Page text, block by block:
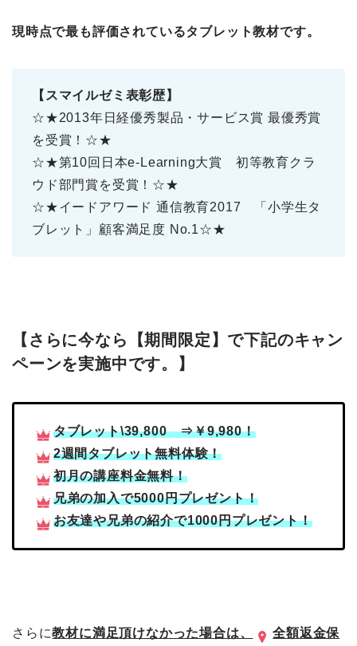
現時点で最も評価されているタブレット教材です。
【スマイルゼミ表彰歴】
☆★2013年日経優秀製品・サービス賞 最優秀賞
を受賞！☆★
☆★第10回日本e-Learning大賞 初等教育クラ
ウド部門賞を受賞！☆★
☆★イードアワード 通信教育2017 「小学生タ
ブレット」顧客満足度 No.1☆★
【さらに今なら【期間限定】で下記のキャン
ペーンを実施中です。】
タブレット\39,800 ⇒￥9,980！
2週間タブレット無料体験！
初月の講座料金無料！
兄弟の加入で5000円プレゼント！
お友達や兄弟の紹介で1000円プレゼント！
さらに教材に満足頂けなかった場合は、 全額返金保